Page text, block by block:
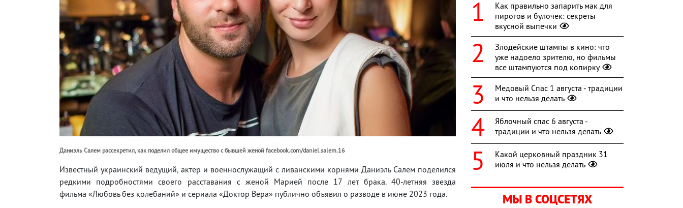
Даниэль Салем рассекретил, как поделил общее имущество с бывшей женой facebook.com/daniel.salem.16
Известный украинский ведущий, актер и военнослужащий с ливанскими корнями Даниэль Салем поделился
редкими подробностями своего расставания с женой Марией после 17 лет брака. 40-летняя звезда
фильма «Любовь без колебаний» и сериала «Доктор Вера» публично объявил о разводе в июне 2023 года.
Как правильно запарить мак для
пирогов и булочек: секреты
вкусной выпечки
Злодейские штампы в кино: что
уже надоело зрителю, но фильмы
все штампуются под копирку
Медовый Спас 1 августа - традиции
и что нельзя делать
Яблочный спас 6 августа -
традиции и что нельзя делать
Какой церковный праздник 31
июля и что нельзя делать
МЫ В СОЦСЕТЯХ